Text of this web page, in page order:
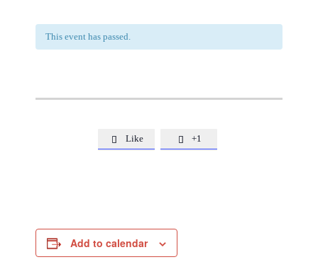
This event has passed.
 Like  +1
Add to calendar